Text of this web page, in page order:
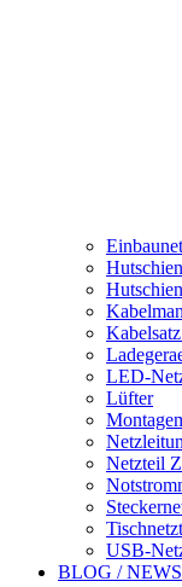
LED-
Lüfter
Netzteil
USB-
BLOG / NEWS